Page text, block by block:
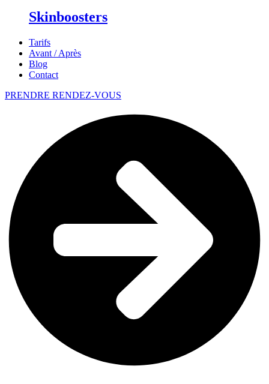
Skinboosters
Tarifs
Avant / Après
Blog
Contact
PRENDRE RENDEZ-VOUS